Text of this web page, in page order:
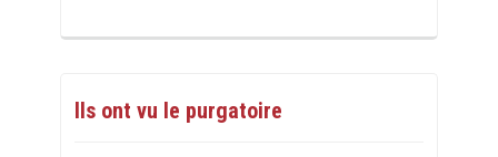
Ils ont vu le purgatoire